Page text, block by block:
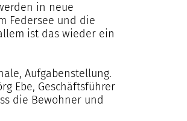
in neue
Federsee und die
ist das wieder ein
Aufgabenstellung.
Ebe, Geschäftsführer
die Bewohner und